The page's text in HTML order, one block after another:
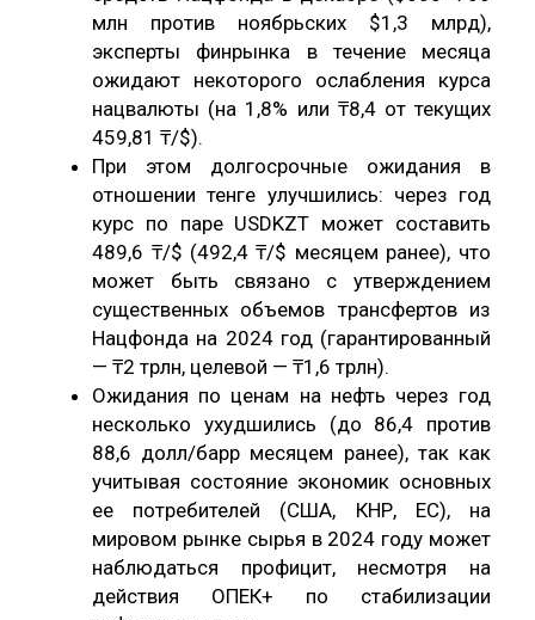
млн против ноябрьских $1,3 млрд),
эксперты финрынка в течение месяца
ожидают некоторого ослабления курса
нацвалюты (на 1,8% или ₸8,4 от текущих
459,81 ₸/$).
При этом долгосрочные ожидания в
отношении тенге улучшились: через год
курс по паре USDKZT может составить
489,6 ₸/$ (492,4 ₸/$ месяцем ранее), что
может быть связано с утверждением
существенных объемов трансфертов из
Нацфонда на 2024 год (гарантированный
— ₸2 трлн, целевой — ₸1,6 трлн).
Ожидания по ценам на нефть через год
несколько ухудшились (до 86,4 против
88,6 долл/барр месяцем ранее), так как
учитывая состояние экономик основных
ее потребителей (США, КНР, ЕС), на
мировом рынке сырья в 2024 году может
наблюдаться профицит, несмотря на
действия ОПЕК+ по стабилизации